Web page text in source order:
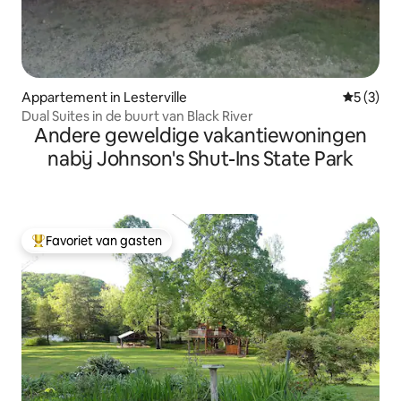
Appartement in Lesterville
5 (3)
Dual Suites in de buurt van Black River
Andere geweldige vakantiewoningen
nabij Johnson's Shut-Ins State Park
Topfavoriet van gasten
Favoriet van gasten